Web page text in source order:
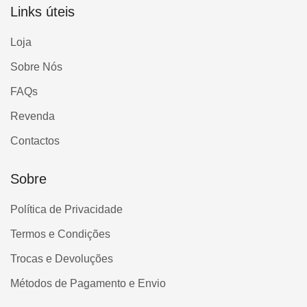
Links úteis
Loja
Sobre Nós
FAQs
Revenda
Contactos
Sobre
Política de Privacidade
Termos e Condições
Trocas e Devoluções
Métodos de Pagamento e Envio